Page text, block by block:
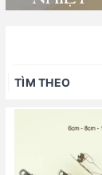
TÌM THEO